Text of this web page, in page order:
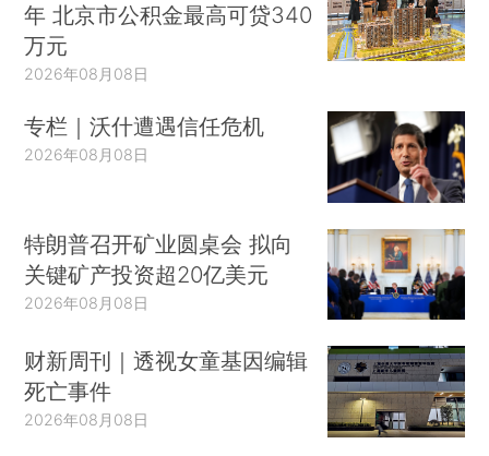
年 北京市公积金最高可贷340
万元
2026年08月08日
专栏｜沃什遭遇信任危机
2026年08月08日
特朗普召开矿业圆桌会 拟向
关键矿产投资超20亿美元
2026年08月08日
财新周刊｜透视女童基因编辑
死亡事件
2026年08月08日